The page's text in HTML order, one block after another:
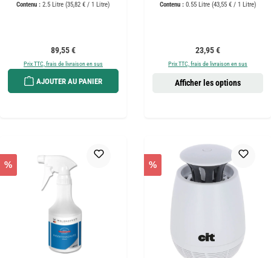
Contenu : 2.5 Litre (35,82 € / 1 Litre)
Prix régulier :
89,55 €
Prix TTC, frais de livraison en sus
AJOUTER AU PANIER
Contenu : 0.55 Litre (43,55 € / 1 Litre)
Prix régulier :
23,95 €
Prix TTC, frais de livraison en sus
Afficher les options
% %